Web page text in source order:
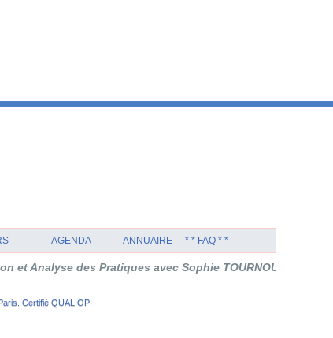
AGENDA ANNUAIRE * * FAQ * *
Pratiques avec Sophie TOURNOUËR en Thérapie
Certifié QUALIOPI